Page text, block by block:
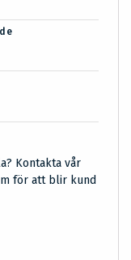
Kontakta vår
för att blir kund